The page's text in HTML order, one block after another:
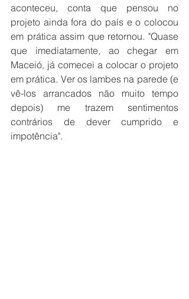
aconteceu, conta que pensou no
projeto ainda fora do país e o colocou
em prática assim que retornou. "Quase
que imediatamente, ao chegar em
Maceió, já comecei a colocar o projeto
em prática. Ver os lambes na parede (e
vê-los arrancados não muito tempo
depois) me trazem sentimentos
contrários de dever cumprido e
impotência".